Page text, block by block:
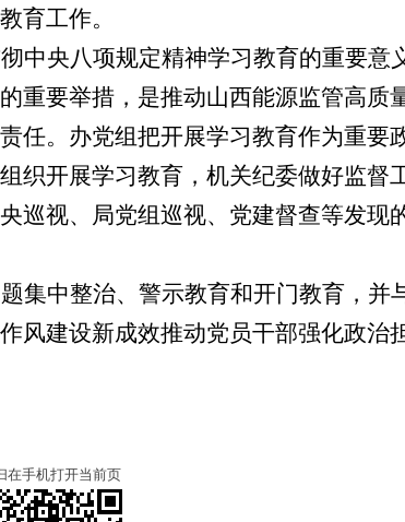
育工作。
中央八项规定精神学习教育的重要意
重要举措，是推动山西能源监管高质
任。办党组把开展学习教育作为重要
织开展学习教育，机关纪委做好监督
巡视、局党组巡视、党建督查等发现
集中整治、警示教育和开门教育，并
风建设新成效推动党员干部强化政治
在手机打开当前页